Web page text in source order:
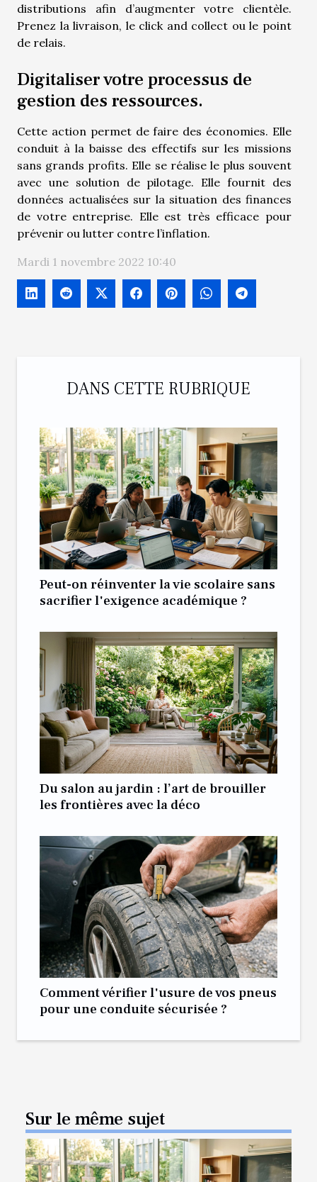
distributions afin d’augmenter votre clientèle.
Prenez la livraison, le click and collect ou le point
de relais.
Digitaliser votre processus de
gestion des ressources.
Cette action permet de faire des économies. Elle
conduit à la baisse des effectifs sur les missions
sans grands profits. Elle se réalise le plus souvent
avec une solution de pilotage. Elle fournit des
données actualisées sur la situation des finances
de votre entreprise. Elle est très efficace pour
prévenir ou lutter contre l’inflation.
Mardi 1 novembre 2022 10:40
DANS CETTE RUBRIQUE
Peut-on réinventer la vie scolaire sans
sacrifier l'exigence académique ?
Du salon au jardin : l’art de brouiller
les frontières avec la déco
Comment vérifier l'usure de vos pneus
pour une conduite sécurisée ?
Sur le même sujet